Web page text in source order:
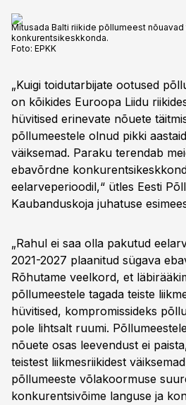
Mitusada Balti riikide põllumeest nõuavad
konkurentsikeskkonda.
Foto: EPKK
„Kuigi toidutarbijate ootused
on kõikides Euroopa Liidu
hüvitised erinevate nõuete
põllumeestele olnud pikki
väiksemad. Paraku terendab
ebavõrdne
eelarveperioodil,“ ütles Eesti
Kaubanduskoja juhatuse
„Rahul ei saa olla pakutud
2021-2027 plaanitud sügava
Rõhutame veelkord, et
põllumeestele tagada teiste
hüvitised, kompromissideks
pole lihtsalt ruumi.
nõuete osas leevendust ei
teistest liikmesriikidest
põllumeeste võlakoormuse
konkurentsivõime languse ja